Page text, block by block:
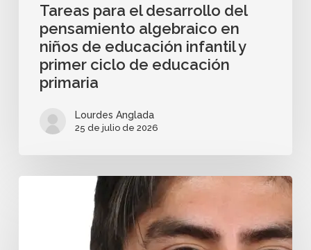
Tareas para el desarrollo del
pensamiento algebraico en
niños de educación infantil y
primer ciclo de educación
primaria
Lourdes Anglada
25 de julio de 2026